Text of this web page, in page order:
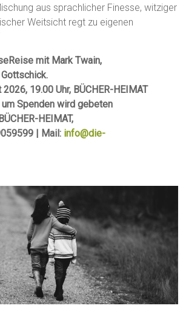
aus sprachlicher Finesse, witziger
Weitsicht regt zu eigenen
mit Mark Twain,
19.00 Uhr, BÜCHER-HEIMAT
Spenden wird gebeten
HEIMAT,
| Mail: info@die-